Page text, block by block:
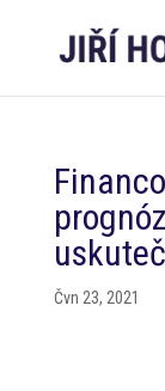
Čvn 23, 2021